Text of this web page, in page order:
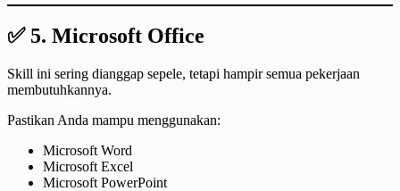
✅ 5. Microsoft Office
Skill ini sering dianggap sepele, tetapi hampir semua pekerjaan
membutuhkannya.
Pastikan Anda mampu menggunakan:
Microsoft Word
Microsoft Excel
Microsoft PowerPoint